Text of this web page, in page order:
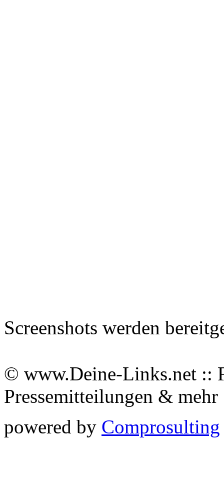
Screenshots werden
© www.Deine-Links.net ::
Pressemitteilungen &
powered by Comprosulting